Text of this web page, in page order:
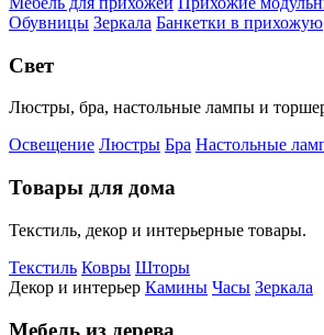
Обувницы Зеркала Банкетки в прихожую
Свет
Люстры, бра, настольные лампы и
Освещение Люстры Бра Настольные
Товары для дома
Текстиль, декор и интерьерные товары.
Текстиль Ковры Шторы
Декор и интерьер Камины Часы Зеркала
Мебель из дерева